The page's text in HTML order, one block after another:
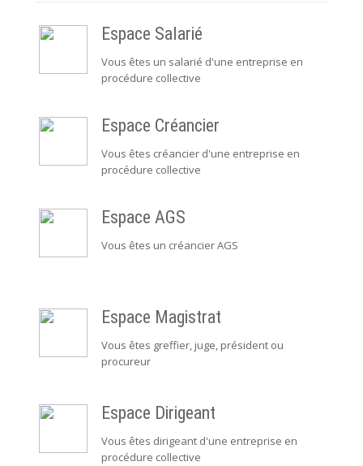
Espace Salarié
Vous êtes un salarié d'une entreprise en
procédure collective
Espace Créancier
Vous êtes créancier d'une entreprise en
procédure collective
Espace AGS
Vous êtes un créancier AGS
Espace Magistrat
Vous êtes greffier, juge, président ou
procureur
Espace Dirigeant
Vous êtes dirigeant d'une entreprise en
procédure collective